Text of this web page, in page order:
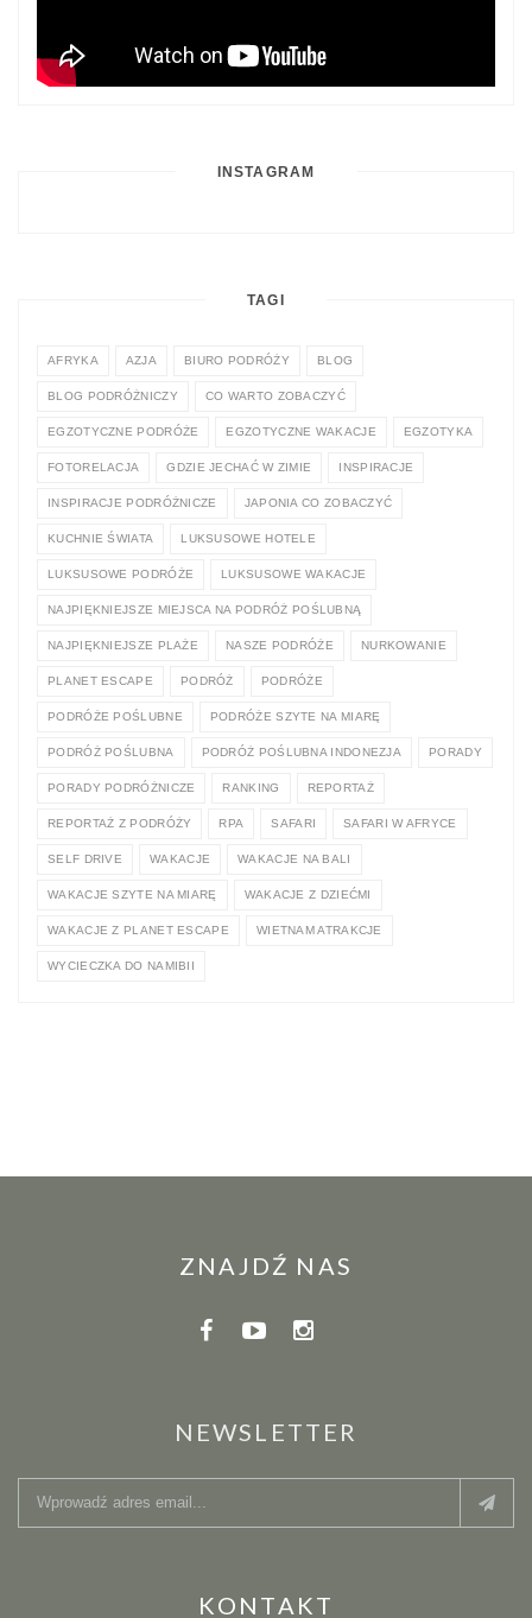
INSTAGRAM
TAGI
AFRYKA AZJA BIURO PODRÓŻY BLOG
BLOG PODRÓŻNICZY CO WARTO ZOBACZYĆ
EGZOTYCZNE PODRÓŻE EGZOTYCZNE WAKACJE EGZOTYKA
FOTORELACJA GDZIE JECHAĆ W ZIMIE INSPIRACJE
INSPIRACJE PODRÓŻNICZE JAPONIA CO ZOBACZYĆ
KUCHNIE ŚWIATA LUKSUSOWE HOTELE
LUKSUSOWE PODRÓŻE LUKSUSOWE WAKACJE
NAJPIĘKNIEJSZE MIEJSCA NA PODRÓŻ POŚLUBNĄ
NAJPIĘKNIEJSZE PLAŻE NASZE PODRÓŻE NURKOWANIE
PLANET ESCAPE PODRÓŻ PODRÓŻE
PODRÓŻE POŚLUBNE PODRÓŻE SZYTE NA MIARĘ
PODRÓŻ POŚLUBNA PODRÓŻ POŚLUBNA INDONEZJA PORADY
PORADY PODRÓŻNICZE RANKING REPORTAŻ
REPORTAŻ Z PODRÓŻY RPA SAFARI SAFARI W AFRYCE
SELF DRIVE WAKACJE WAKACJE NA BALI
WAKACJE SZYTE NA MIARĘ WAKACJE Z DZIEĆMI
WAKACJE Z PLANET ESCAPE WIETNAM ATRAKCJE
WYCIECZKA DO NAMIBII
ZNAJDŹ NAS
NEWSLETTER
KONTAKT